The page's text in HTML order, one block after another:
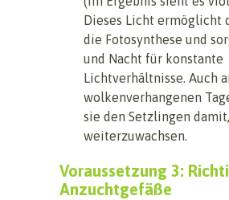
Dieses Licht ermöglicht
die Fotosynthese und
und Nacht für konstante
Lichtverhältnisse. Auch
wolkenverhangenen
sie den Setzlingen
weiterzuwachsen.
Voraussetzung 3:
Anzuchtgefäße